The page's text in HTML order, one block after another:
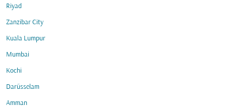
Riyad
Zanzibar City
Kuala Lumpur
Mumbai
Kochi
Darüsselam
Amman